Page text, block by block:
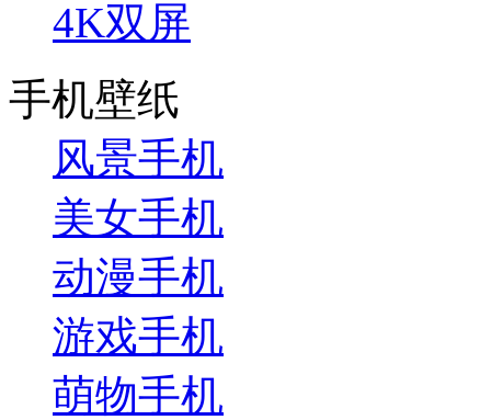
4K双屏
手机壁纸
风景手机
美女手机
动漫手机
游戏手机
萌物手机